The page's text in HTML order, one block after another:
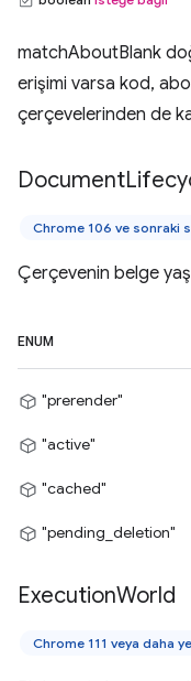
matchAboutBlank
erişimi varsa kod,
çerçevelerinden de
Document
Chrome 106 ve sonraki
Çerçevenin belge
ENUM
"prerender"
"active"
"cached"
"pending_deletion"
ExecutionWorld
Chrome 111 veya daha